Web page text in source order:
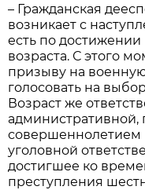
– Гражданская
возникает с
есть по
возраста. С этого
призыву на
голосовать на
Возраст же
административной,
совершеннолетием
уголовной
достигшее ко
преступления